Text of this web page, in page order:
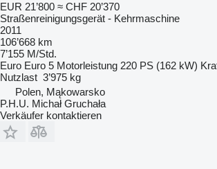
EUR 21’800 ≈ CHF 20’370
Straßenreinigungsgerät - Kehrmaschine
2011
106’668 km
7’155 M/Std.
Euro Euro 5 Motorleistung 220 PS (162 kW)
Nutzlast 3’975 kg
Polen, Mąkowarsko
P.H.U. Michał Gruchała
Verkäufer kontaktieren